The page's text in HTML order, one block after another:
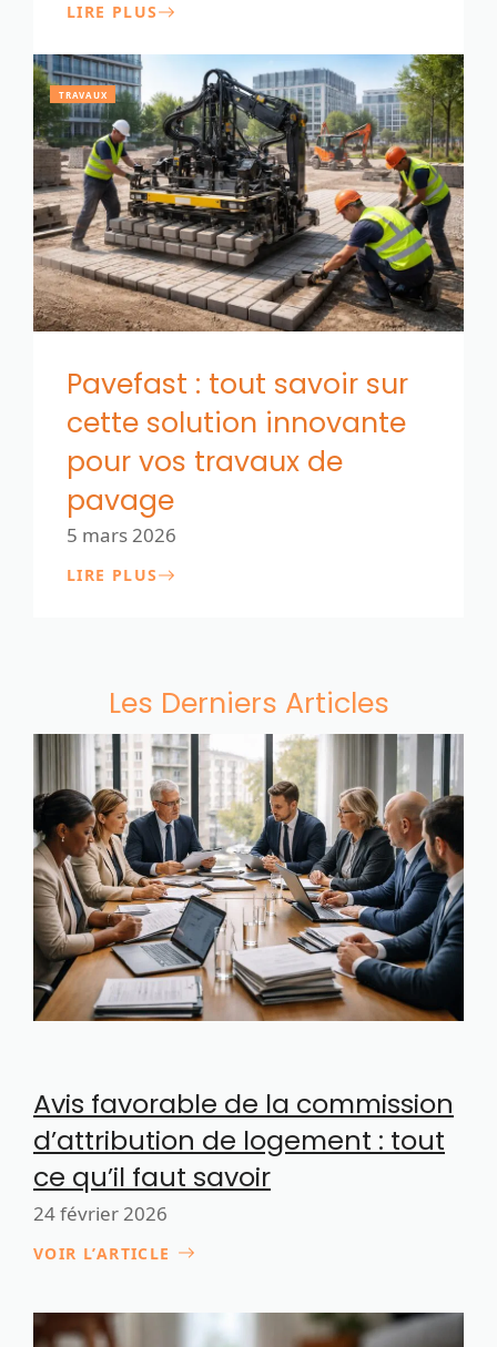
LIRE PLUS
TRAVAUX
Pavefast : tout savoir sur
cette solution innovante
pour vos travaux de
pavage
5 mars 2026
LIRE PLUS
Les Derniers Articles
Avis favorable de la commission
d’attribution de logement : tout
ce qu’il faut savoir
24 février 2026
VOIR L’ARTICLE